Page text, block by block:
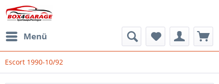
Menü
Escort 1990-10/92